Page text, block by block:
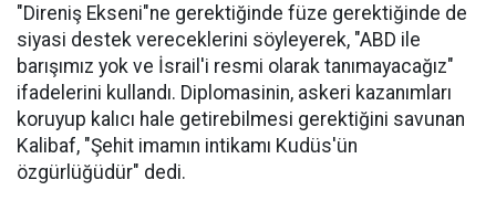
"Direniş Ekseni"ne gerektiğinde füze gerektiğinde de
siyasi destek vereceklerini söyleyerek, "ABD ile
barışımız yok ve İsrail'i resmi olarak tanımayacağız"
ifadelerini kullandı. Diplomasinin, askeri kazanımları
koruyup kalıcı hale getirebilmesi gerektiğini savunan
Kalibaf, "Şehit imamın intikamı Kudüs'ün
özgürlüğüdür" dedi.